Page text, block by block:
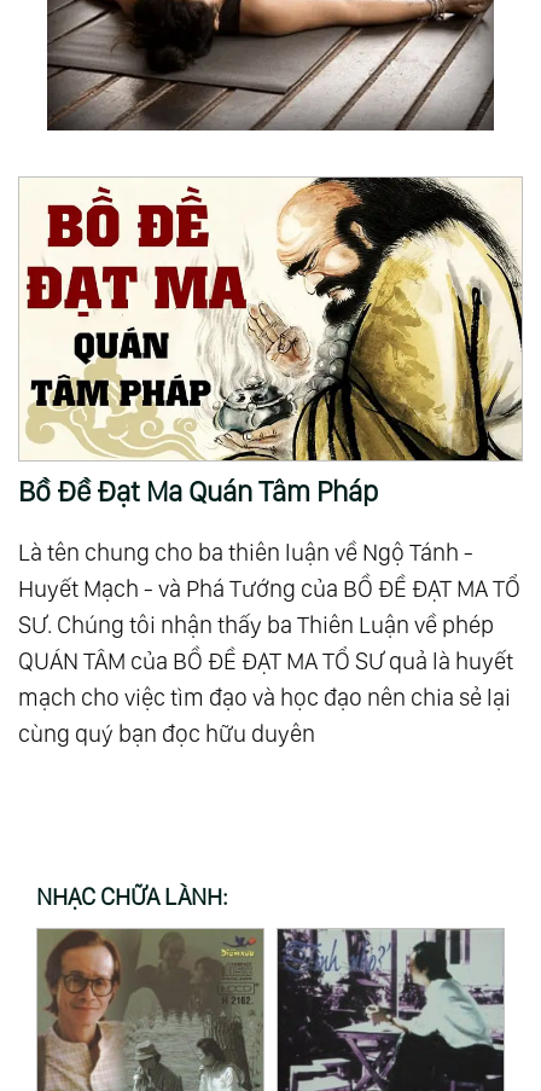
Bồ Đề Đạt Ma Quán Tâm Pháp
Là tên chung cho ba thiên luận về Ngộ Tánh -
Huyết Mạch - và Phá Tướng của BỒ ĐỀ ĐẠT MA TỔ
SƯ. Chúng tôi nhận thấy ba Thiên Luận về phép
QUÁN TÂM của BỒ ĐỀ ĐẠT MA TỔ SƯ quả là huyết
mạch cho việc tìm đạo và học đạo nên chia sẻ lại
cùng quý bạn đọc hữu duyên
NHẠC CHỮA LÀNH: